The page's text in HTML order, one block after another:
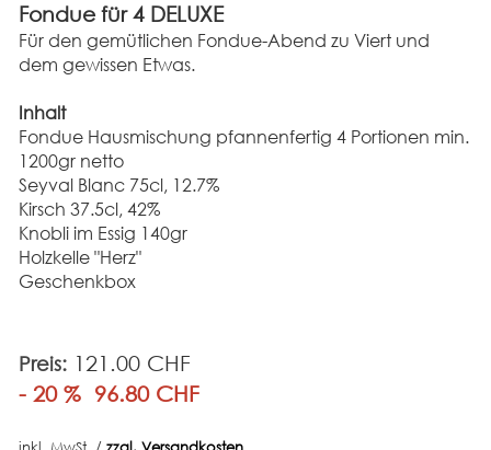
Fondue für 4 DELUXE
Für den gemütlichen Fondue-Abend zu Viert und
dem gewissen Etwas.
Inhalt
Fondue Hausmischung pfannenfertig 4 Portionen min.
1200gr netto
Seyval Blanc 75cl, 12.7%
Kirsch 37.5cl, 42%
Knobli im Essig 140gr
Holzkelle "Herz"
Geschenkbox
Preis: 121.00 CHF
- 20 % 96.80 CHF